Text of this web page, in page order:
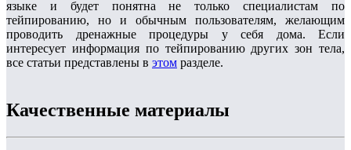
языке и будет понятна не только специалистам по
тейпированию, но и обычным пользователям, желающим
проводить дренажные процедуры у себя дома. Если
интересует информация по тейпированию других зон тела,
все статьи представлены в этом разделе.
Качественные материалы